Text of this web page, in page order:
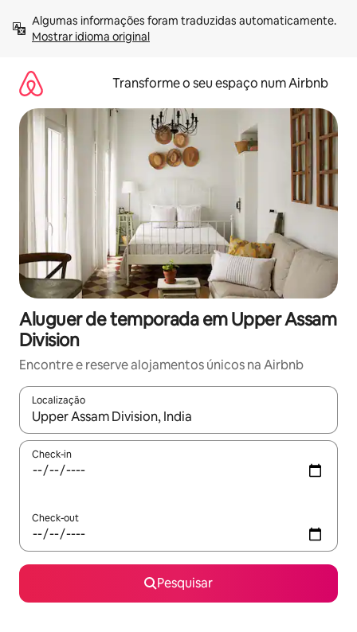
para
Mostrar idioma original
Transforme o seu espaço num Airbnb
Aluguer de temporada em Upper Assam
Division
Encontre e reserve alojamentos únicos na Airbnb
Localização
Quando os resultados estiverem disponíveis, navegue com
Check-in
Check-out
Pesquisar